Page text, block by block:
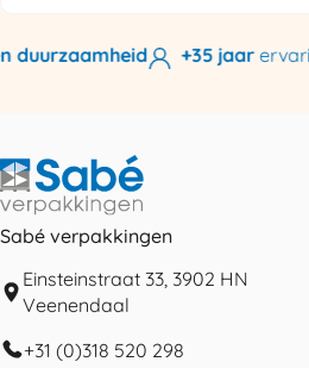
+35 jaar
Sabé verpakkingen
Einsteinstraat 33, 3902 HN
Veenendaal
+31 (0)318 520 298